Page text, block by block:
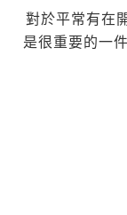
對於平常有在
是很重要的一